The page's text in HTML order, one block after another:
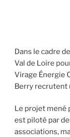
Dans le cadre
Val de Loire
Virage Énergie
Berry recrutent
Le projet mené
est piloté par
associations,